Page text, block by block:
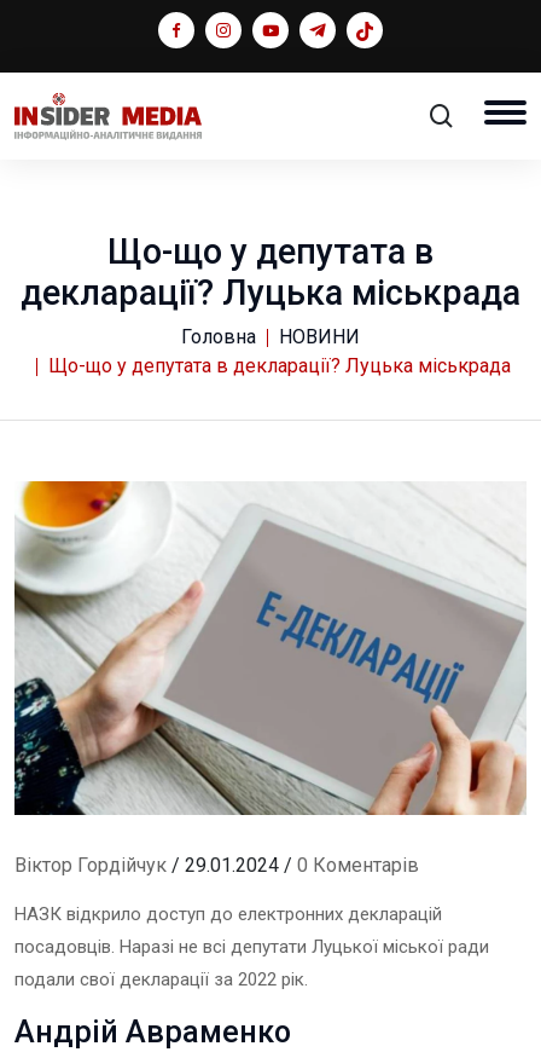
Що-що у депутата в
декларації? Луцька міськрада
Головна
НОВИНИ
Що-що у депутата в декларації? Луцька міськрада
Віктор Гордійчук / 29.01.2024 / 0 Коментарів
НАЗК відкрило доступ до електронних декларацій
посадовців. Наразі не всі депутати Луцької міської ради
подали свої декларації за 2022 рік.
Андрій Авраменко